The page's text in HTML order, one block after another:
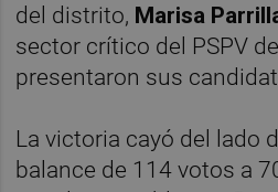
del distrito, Marisa
sector crítico del PSPV
presentaron sus
La victoria cayó del lado
balance de 114 votos a